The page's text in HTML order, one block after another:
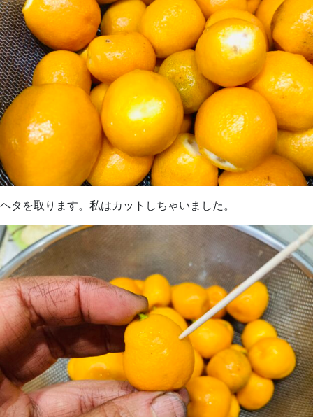
ヘタを取ります。私はカットしちゃいました。